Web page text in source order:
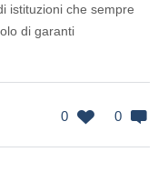
istituzioni che sempre
di garanti
0 0